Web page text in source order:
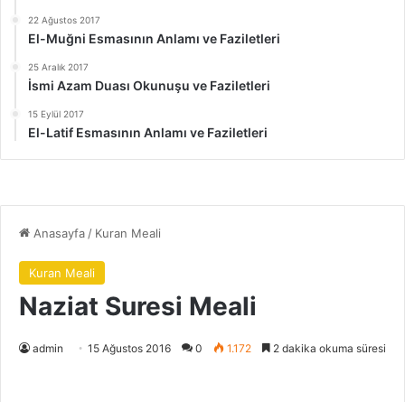
22 Ağustos 2017
El-Muğni Esmasının Anlamı ve Faziletleri
25 Aralık 2017
İsmi Azam Duası Okunuşu ve Faziletleri
15 Eylül 2017
El-Latif Esmasının Anlamı ve Faziletleri